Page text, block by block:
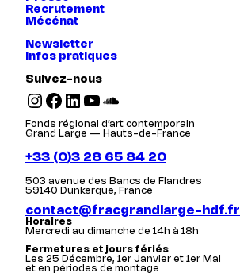
Recrutement
Mécénat
Newsletter
Infos pratiques
Suivez-nous
Instagram Facebook LinkedIn YouTube SoundCloud
Fonds régional d’art contemporain
Grand Large — Hauts-de-France
+33 (0)3 28 65 84 20
503 avenue des Bancs de Flandres
59140 Dunkerque, France
contact@fracgrandlarge-hdf.fr
Horaires
Mercredi au dimanche de 14h à 18h
Fermetures et jours fériés
Les 25 Décembre, 1er Janvier et 1er Mai
et en périodes de montage